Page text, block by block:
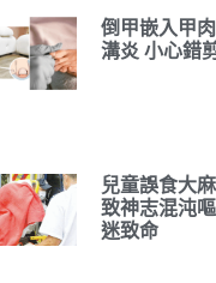
倒甲嵌入甲
溝炎 小心錯
兒童誤食大
致神志混沌
迷致命